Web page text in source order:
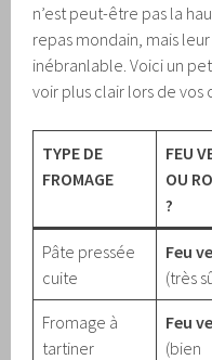
n’est peut-être pas la
repas mondain, mais
inébranlable. Voici un
voir plus clair lors de vos
TYPE DE
FROMAGE
FEU
OU
?
Pâte pressée
cuite
Feu
(très
Fromage à
tartiner
Feu
(bien